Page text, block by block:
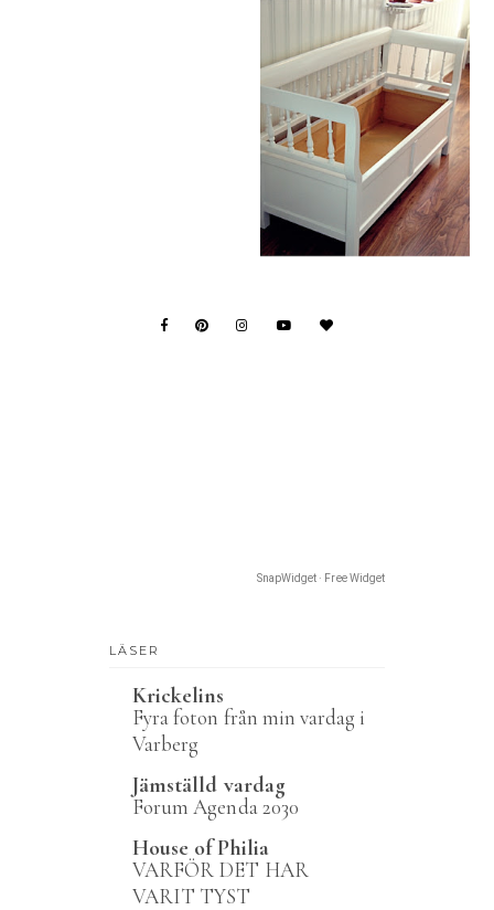
SnapWidget · Free Widget
LÄSER
Krickelins
Fyra foton från min vardag i
Varberg
Jämställd vardag
Forum Agenda 2030
House of Philia
VARFÖR DET HAR
VARIT TYST